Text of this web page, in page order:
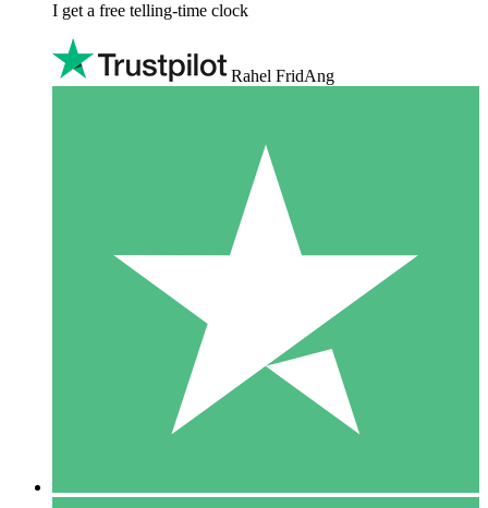
I get a free telling-time clock
Rahel FridAng